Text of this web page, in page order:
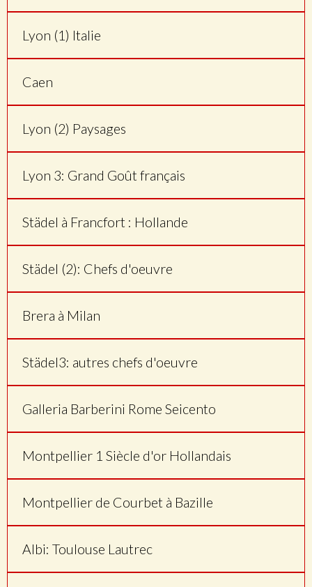
Lyon (1) Italie
Caen
Lyon (2) Paysages
Lyon 3: Grand Goût français
Städel à Francfort : Hollande
Städel (2): Chefs d'oeuvre
Brera à Milan
Städel3: autres chefs d'oeuvre
Galleria Barberini Rome Seicento
Montpellier 1 Siècle d'or Hollandais
Montpellier de Courbet à Bazille
Albi: Toulouse Lautrec